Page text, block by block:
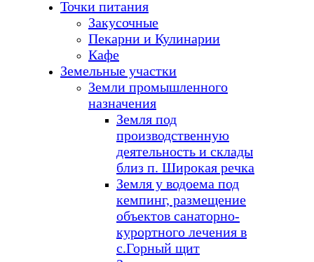
Точки питания
Закусочные
Пекарни и Кулинарии
Кафе
Земельные участки
Земли промышленного
назначения
Земля под
производственную
деятельность и склады
близ п. Широкая речка
Земля у водоема под
кемпинг, размещение
объектов санаторно-
курортного лечения в
с.Горный щит